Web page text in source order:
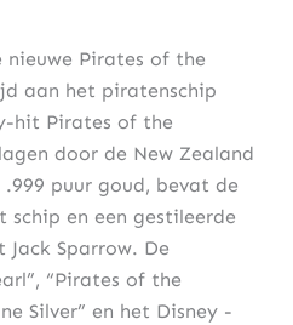
nieuwe Pirates of the
aan het piratenschip
hit Pirates of the
door de New Zealand
puur goud, bevat de
en een gestileerde
Sparrow. De
“Pirates of the
Silver” en het Disney -